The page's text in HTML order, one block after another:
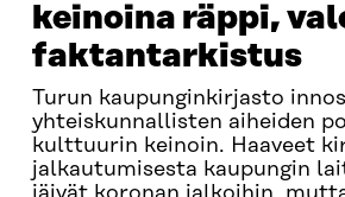
keinoina räppi,
faktantarkistus
Turun kaupunginkirjasto
yhteiskunnallisten aiheiden
kulttuurin keinoin. Haaveet
jalkautumisesta kaupungin